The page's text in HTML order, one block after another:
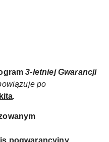
3-letniej Gwarancji
po
.
pogwarancyjny.